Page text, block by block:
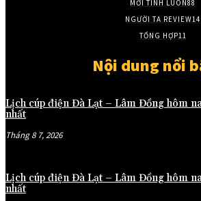
MỚI TINH LUÔN88
NGƯỜI TA REVIEW14
TỔNG HỢP11
Nội dung nổi
Lịch cúp điện Đà Lạt – Lâm Đồng hôm
nhất
Tháng 8 7, 2026
Lịch cúp điện Đà Lạt – Lâm Đồng hôm
nhất